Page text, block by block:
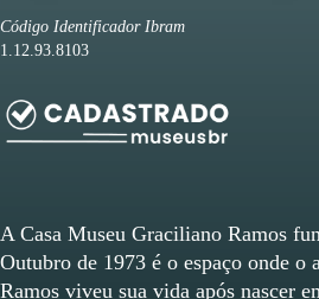
Código Identificador Ibram
1.12.93.8103
A Casa Museu Graciliano Ramos
Outubro de 1973 é o espaço onde o
Ramos viveu sua vida após nascer